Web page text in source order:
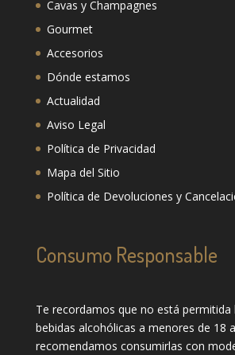
Cavas y Champagnes
Gourmet
Accesorios
Dónde estamos
Actualidad
Aviso Legal
Política de Privacidad
Mapa del Sitio
Política de Devoluciones y
Consumo Responsable
Te recordamos que no está permitida
bebidas alcohólicas a menores de 18
recomendamos consumirlas con